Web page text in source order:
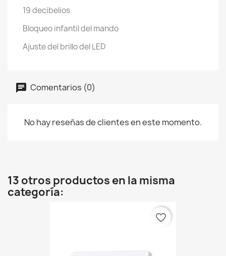
19 decibelios
Bloqueo infantil del mando
Ajuste del brillo del LED
Comentarios (0)
No hay reseñas de clientes en este momento.
13 otros productos en la misma
categoría:
favorite_border